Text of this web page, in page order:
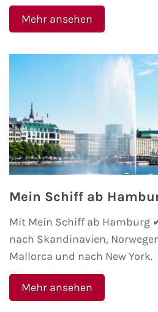
Scandlines
Fähre nach Dänemark
Fähre nach Norwegen
Fähre nach Schweden
Fähre nach Finnland
Fähre nach England
Fähre nach Litauen
Fähre nach Lettland
Wissenswertes
Mehr ansehen
Mein Schiff ab
Mit Mein Schiff ab Hamburg
nach Skandinavien,
Mallorca und nach New York.
Mehr ansehen